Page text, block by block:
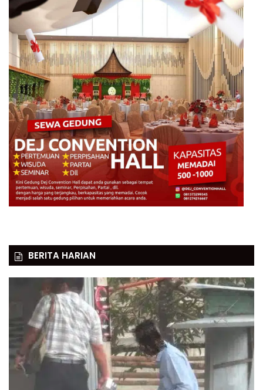
BERITA HARIAN